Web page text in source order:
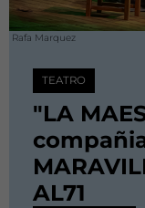
Rafa Marquez
TEATRO
"LA
AL71